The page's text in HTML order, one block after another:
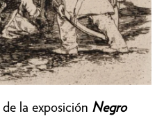
de la exposición Negro